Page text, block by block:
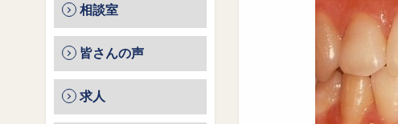
相談室
皆さんの声
求人